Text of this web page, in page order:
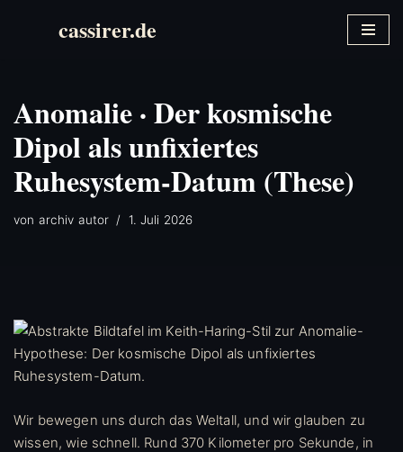
cassirer.de
Anomalie · Der kosmische
Dipol als unfixiertes
Ruhesystem-Datum (These)
von archiv autor 1. Juli 2026
Wir bewegen uns durch das Weltall, und wir glauben zu
wissen, wie schnell. Rund 370 Kilometer pro Sekunde, in